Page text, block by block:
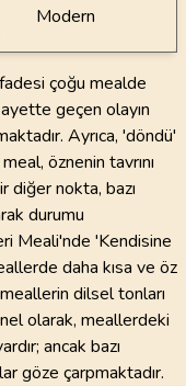
Modern
çoğu mealde
geçen olayın
Ayrıca, 'döndü'
öznenin tavrını
diğer nokta, bazı
durumu
Meali'nde 'Kendisine
daha kısa ve öz
dilsel tonları
olarak, meallerdeki
ancak bazı
göze çarpmaktadır.